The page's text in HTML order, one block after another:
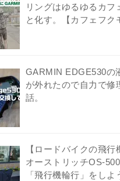
リングはゆるゆるカフ
と化す。【カフェフク
GARMIN EDGE530の
が外れたので自力で修
話。
【ロードバイクの飛行
オーストリッチOS-
「飛行機輪行」をしよ